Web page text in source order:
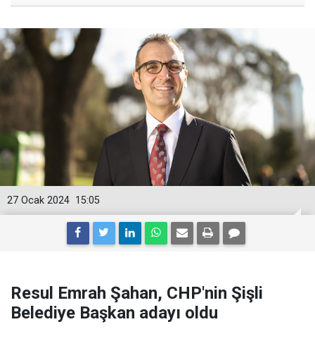
15:05
27 Ocak 2024
Resul Emrah Şahan, CHP'nin Şişli
Belediye Başkan adayı oldu